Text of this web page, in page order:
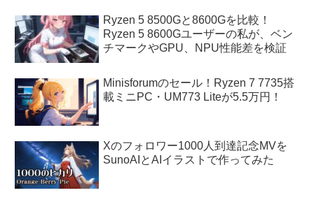
Ryzen 5 8500Gと8600Gを比較！
Ryzen 5 8600Gユーザーの私が、ベン
チマークやGPU、NPU性能差を検証
Minisforumのセール！Ryzen 7 7735搭
載ミニPC・UM773 Liteが5.5万円！
Xのフォロワー1000人到達記念MVを
SunoAIとAIイラストで作ってみた